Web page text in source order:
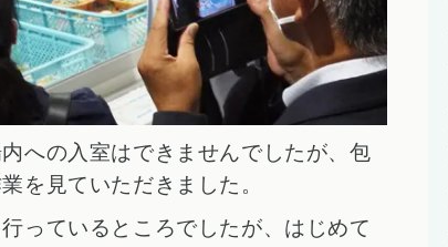
への入室はできませんでしたが、包
を見ていただきました。
っているところでしたが、はじめて